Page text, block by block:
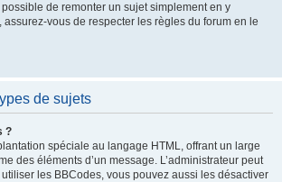
de remonter un sujet simplement en y
vous de respecter les règles du forum en le
de sujets
?
spéciale au langage HTML, offrant un large
des éléments d’un message. L’administrateur peut
les BBCodes, vous pouvez aussi les désactiver